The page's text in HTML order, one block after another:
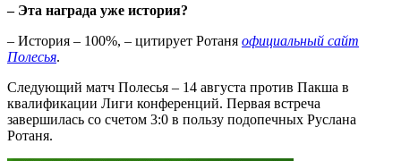
– Эта награда уже история?
– История – 100%, – цитирует Ротаня официальный сайт
Полесья.
Следующий матч Полесья – 14 августа против Пакша в
квалификации Лиги конференций. Первая встреча
завершилась со счетом 3:0 в пользу подопечных Руслана
Ротаня.